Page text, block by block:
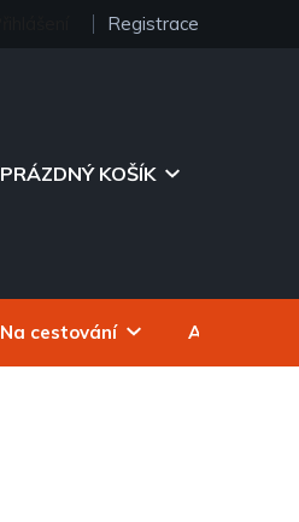
Registrace
PRÁZDNÝ KOŠÍK
Na cestování